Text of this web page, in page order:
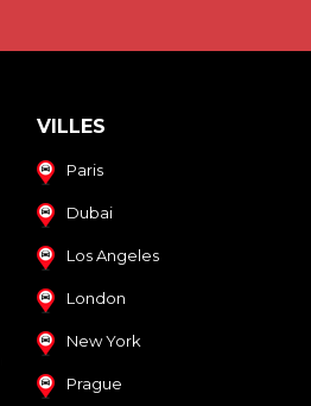
VILLES
Paris
Dubai
Los Angeles
London
New York
Prague